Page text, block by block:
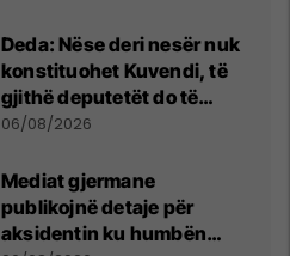
Deda: Nëse deri nesër nuk
konstituohet Kuvendi, të
gjithë deputetët do të
bëjnë shkelje të rëndë
06/08/2026
Mediat gjermane
publikojnë detaje për
aksidentin ku humbën